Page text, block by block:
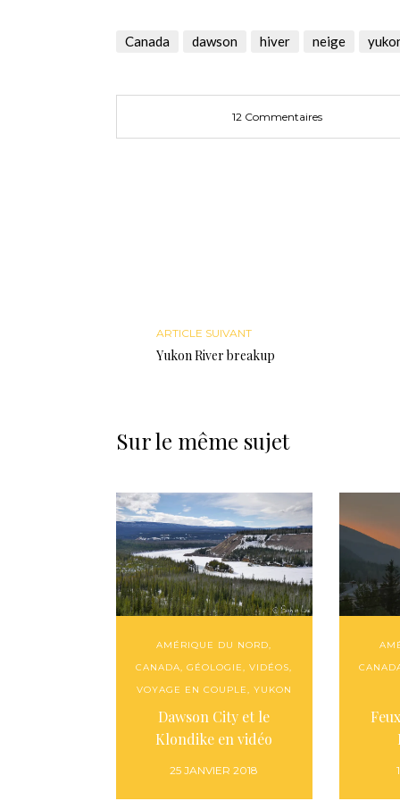
une
nouvelle nouvelle
dans
une
Canada dawson hiver neige
12 Commentaires
ARTICLE SUIVANT
Yukon River breakup
Sur le même sujet
AMÉRIQUE DU NORD,
CANADA,GÉOLOGIE,VIDÉOS,
VOYAGE EN COUPLE, YUKON
Dawson City et le
Klondike en vidéo
25 JANVIER 2018